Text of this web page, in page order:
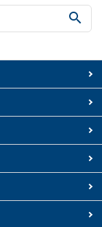
search